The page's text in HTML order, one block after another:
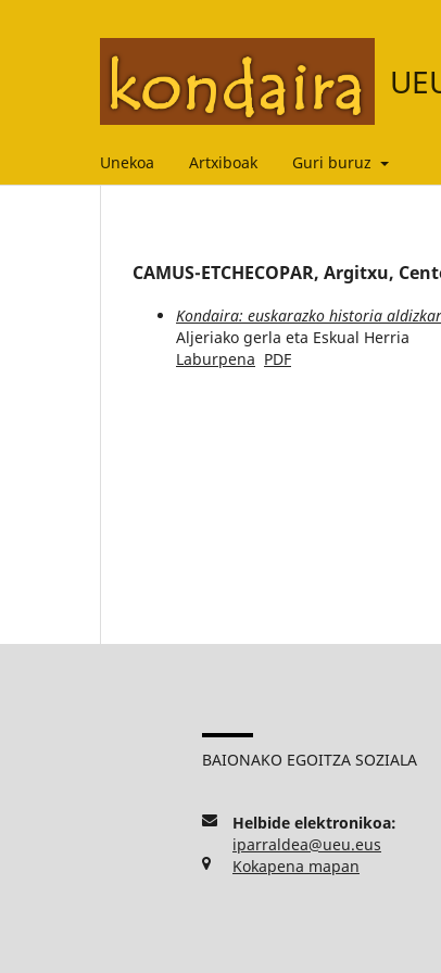
Unekoa Artxiboak Guri buruz
CAMUS-ETCHECOPAR, Argitxu,
Kondaira: euskarazko historia
Aljeriako gerla eta Eskual Herria
Laburpena PDF
BAIONAKO EGOITZA SOZIALA
Helbide elektronikoa:
iparraldea@ueu.eus
Kokapena mapan